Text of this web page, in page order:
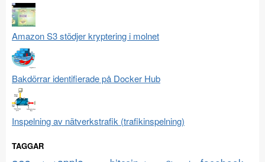
Amazon S3 stödjer kryptering i molnet
Bakdörrar identifierade på Docker Hub
Inspelning av nätverkstrafik (trafikinspelning)
TAGGAR